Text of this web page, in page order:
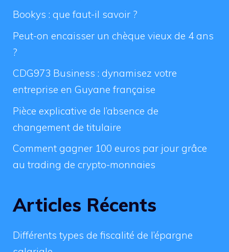
Bookys : que faut-il savoir ?
Peut-on encaisser un chèque vieux de 4 ans
?
CDG973 Business : dynamisez votre
entreprise en Guyane française
Pièce explicative de l’absence de
changement de titulaire
Comment gagner 100 euros par jour grâce
au trading de crypto-monnaies
Articles Récents
Différents types de fiscalité de l’épargne